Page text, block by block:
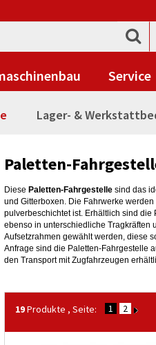
Service
Lager- &
Paletten-
Diese Paletten-Fahrgestelle sind das
und Gitterboxen. Die Fahrwerke
pulverbeschichtet ist. Erhältlich sind
ebenso in unterschiedliche Tragkräften
Aufsetzrahmen gewählt werden, diese
Anfrage sind die Paletten-Fahrgestelle
den Transport mit Zugfahrzeugen
19Produkte , Seite: 1 2